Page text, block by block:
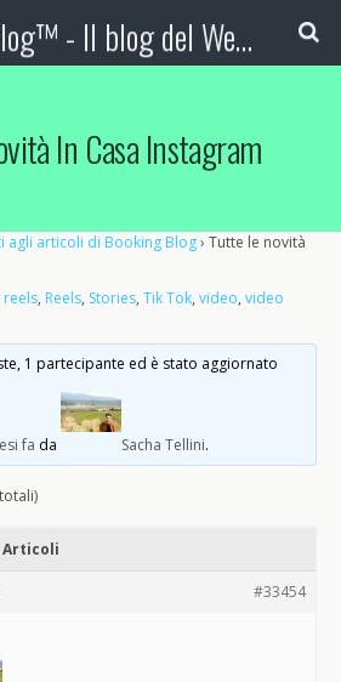
Booking Blog™ - Il blog del Web Marketing Turistico
In Casa Instagram
agli articoli di Booking Blog› Tutte le novità
reels, Reels, Stories, Tik Tok, video, video
1 partecipante ed è stato aggiornato
fa da Sacha Tellini.
Articoli
#33454